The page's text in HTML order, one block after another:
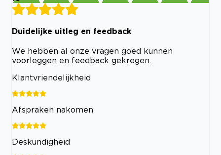
Duidelijke uitleg en feedback
We hebben al onze vragen goed kunnen
voorleggen en feedback gekregen.
Klantvriendelijkheid
Afspraken nakomen
Deskundigheid